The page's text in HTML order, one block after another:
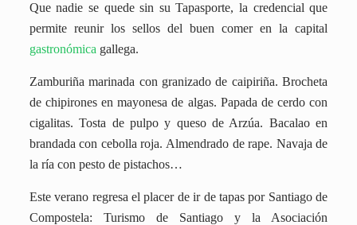
Que nadie se quede sin su Tapasporte, la credencial que
permite reunir los sellos del buen comer en la capital
gastronómica gallega.
Zamburiña marinada con granizado de caipiriña. Brocheta
de chipirones en mayonesa de algas. Papada de cerdo con
cigalitas. Tosta de pulpo y queso de Arzúa. Bacalao en
brandada con cebolla roja. Almendrado de rape. Navaja de
la ría con pesto de pistachos…
Este verano regresa el placer de ir de tapas por Santiago de
Compostela: Turismo de Santiago y la Asociación